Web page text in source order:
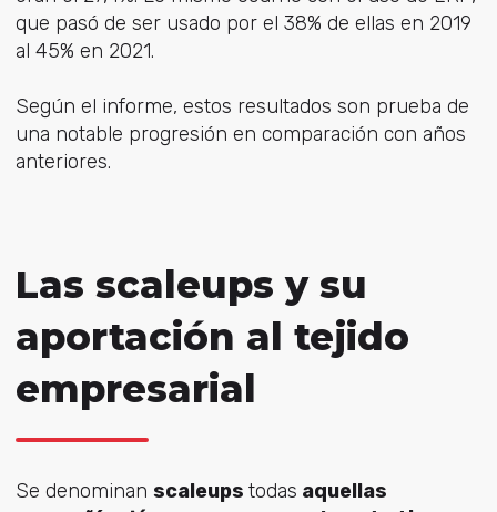
que pasó de ser usado por el 38% de ellas en 2019
al 45% en 2021.
Según el informe, estos resultados son prueba de
una notable progresión en comparación con años
anteriores.
Las scaleups y su
aportación al tejido
empresarial
Se denominan scaleups todas aquellas